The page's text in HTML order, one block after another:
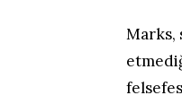
Marks,